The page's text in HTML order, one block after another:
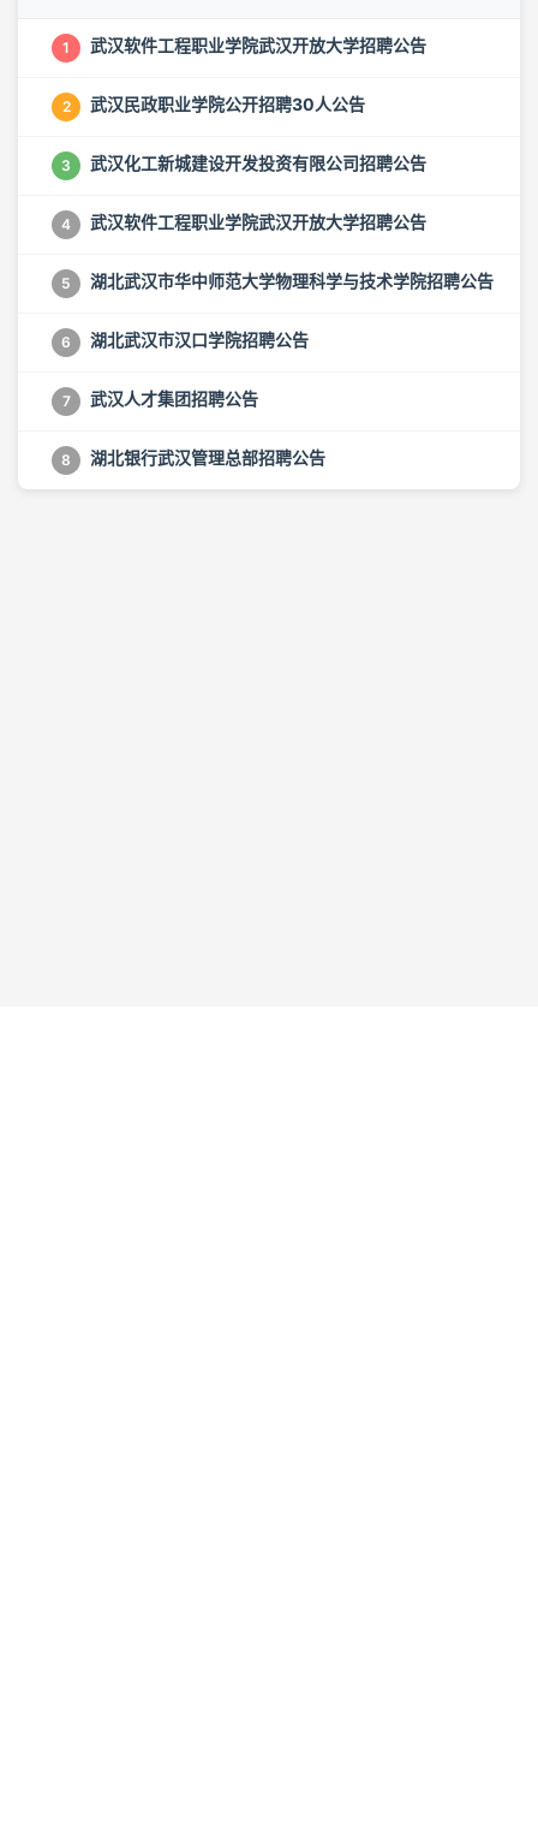
1 武汉软件工程职业学院武汉开放大学招聘公告
2 武汉民政职业学院公开招聘30人公告
3 武汉化工新城建设开发投资有限公司招聘公告
4 武汉软件工程职业学院武汉开放大学招聘公告
5 湖北武汉市华中师范大学物理科学与技术学院招聘公告
6 湖北武汉市汉口学院招聘公告
7 武汉人才集团招聘公告
8 湖北银行武汉管理总部招聘公告